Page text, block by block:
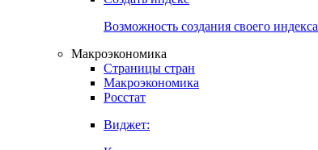
Возможность создания своего индекса
Макроэкономика
Страницы стран
Макроэкономика
Росстат
Виджет: